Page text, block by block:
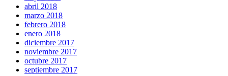
abril 2018
marzo 2018
febrero 2018
enero 2018
diciembre 2017
noviembre 2017
octubre 2017
septiembre 2017